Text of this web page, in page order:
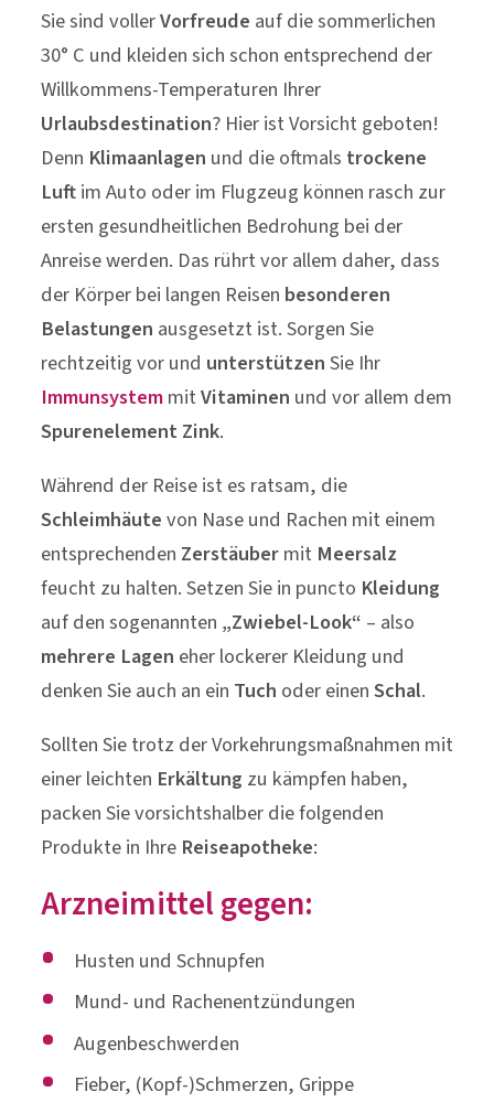
Sie sind vollerVorfreude auf die sommerlichen
30° C und kleiden sich schon entsprechend der
Willkommens-Temperaturen Ihrer
Urlaubsdestination? Hier ist Vorsicht geboten!
Denn Klimaanlagen und die oftmals trockene
Luftim Auto oder im Flugzeug können rasch zur
ersten gesundheitlichen Bedrohung bei der
Anreise werden. Das rührt vor allem daher, dass
der Körper bei langen Reisen besonderen
Belastungen ausgesetzt ist. Sorgen Sie
rechtzeitig vor und unterstützenSie Ihr
ImmunsystemmitVitaminen und vor allem dem
Spurenelement Zink.
Während der Reise ist es ratsam, die
Schleimhäutevon Nase und Rachen mit einem
entsprechenden Zerstäubermit Meersalz
feucht zu halten. Setzen Sie in puncto Kleidung
auf den sogenannten „Zwiebel-Look“ – also
mehrere Lagen eher lockerer Kleidung und
denken Sie auch an ein Tuch oder einenSchal.
Sollten Sie trotz der Vorkehrungsmaßnahmen mit
einer leichten Erkältung zu kämpfen haben,
packen Sie vorsichtshalber die folgenden
Produkte in Ihre Reiseapotheke:
Arzneimittel gegen:
Husten und Schnupfen
Mund- und Rachenentzündungen
Augenbeschwerden
Fieber, (Kopf-)Schmerzen, Grippe